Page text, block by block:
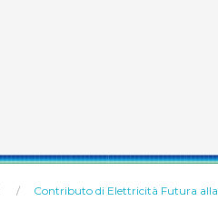
Contributo di Elettricità Futura alla